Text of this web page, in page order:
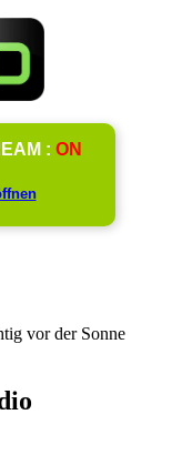
: ON
vor der Sonne